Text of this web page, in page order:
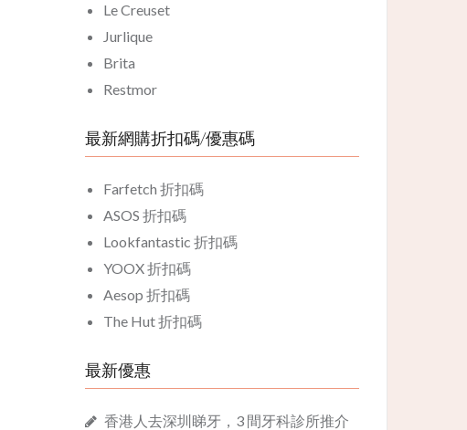
Le Creuset
Jurlique
Brita
Restmor
最新網購折扣碼/優惠碼
Farfetch 折扣碼
ASOS 折扣碼
Lookfantastic 折扣碼
YOOX 折扣碼
Aesop 折扣碼
The Hut 折扣碼
最新優惠
香港人去深圳睇牙，3 間牙科診所推介